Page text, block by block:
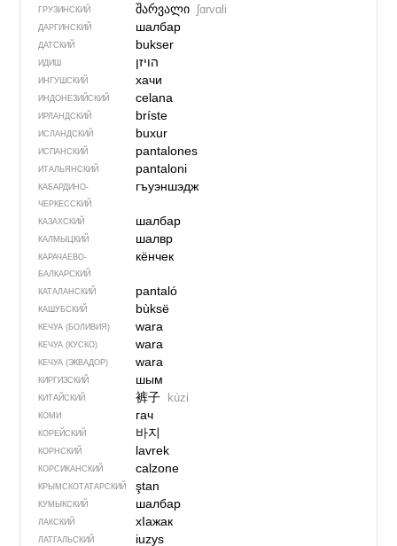
ГРУЗИНСКИЙ შარვალი ʃɑrvɑli
ДАРГИНСКИЙ шалбар
ДАТСКИЙ bukser
ИДИШ הויזן
ИНГУШСКИЙ хачи
ИНДОНЕЗИЙСКИЙ celana
ИРЛАНДСКИЙ bríste
ИСЛАНДСКИЙ buxur
ИСПАНСКИЙ pantalones
ИТАЛЬЯНСКИЙ pantaloni
КАБАРДИНО-
ЧЕРКЕССКИЙ
гъуэншэдж
КАЗАХСКИЙ шалбар
КАЛМЫЦКИЙ шалвр
КАРАЧАЕВО-
БАЛКАРСКИЙ
кёнчек
КАТАЛАНСКИЙ pantaló
КАШУБСКИЙ bùksë
КЕЧУА (БОЛИВИЯ) wara
КЕЧУА (КУСКО) wara
КЕЧУА (ЭКВАДОР) wara
КИРГИЗСКИЙ шым
КИТАЙСКИЙ 裤子 kùzi
КОМИ гач
КОРЕЙСКИЙ 바지
КОРНСКИЙ lavrek
КОРСИКАНСКИЙ calzone
КРЫМСКО­ТАТАРСКИЙ ştan
КУМЫКСКИЙ шалбар
ЛАКСКИЙ хIажак
ЛАТГАЛЬСКИЙ iuzys